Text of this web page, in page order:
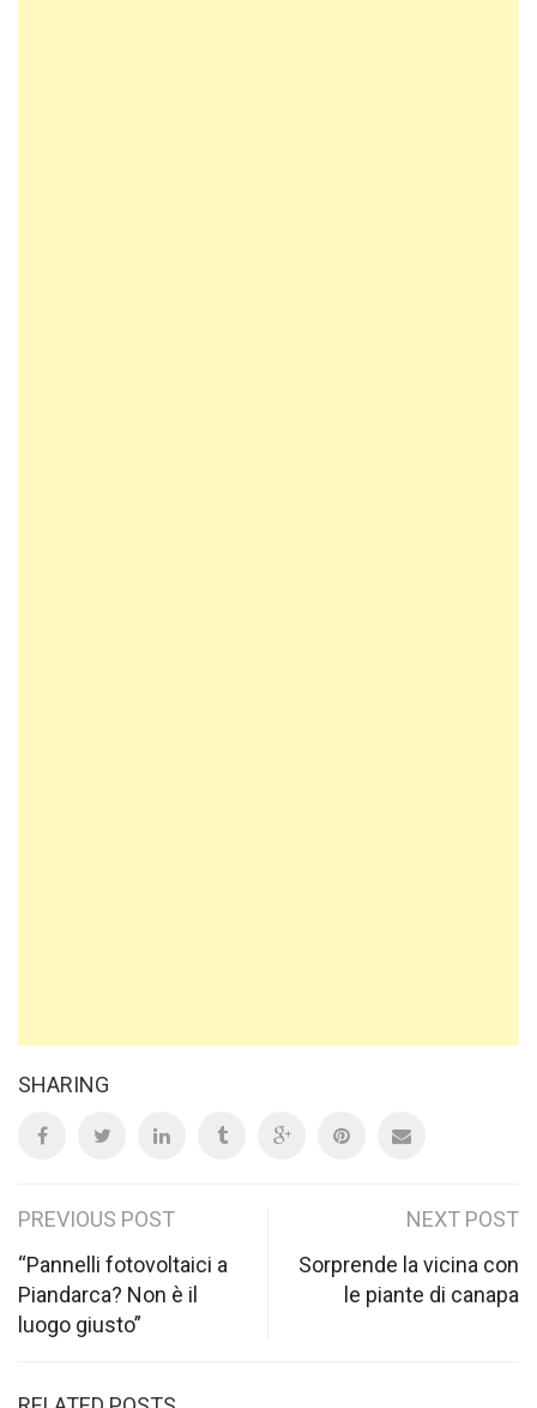
SHARING
Post
navigation
PREVIOUS POST
“Pannelli fotovoltaici a
Piandarca? Non è il
luogo giusto”
NEXT POST
Sorprende la vicina con
le piante di canapa